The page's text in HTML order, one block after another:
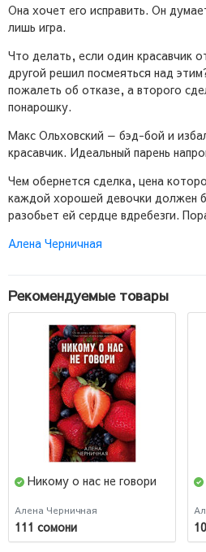
Она хочет его исправить. Он
лишь игра.
Что делать, если один красавчик
другой решил посмеяться над
пожалеть об отказе, а второго
понарошку.
Макс Ольховский — бэд-бой и
красавчик. Идеальный парень
Чем обернется сделка, цена
каждой хорошей девочки должен
разобьет ей сердце вдребезги.
Алена Черничная
Рекомендуемые товары
Никому о нас не говори
Алена Черничная
111 сомони